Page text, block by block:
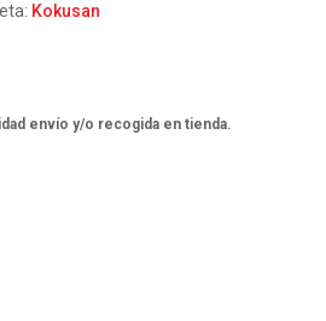
Kokusan
envío y/o recogida en tienda.